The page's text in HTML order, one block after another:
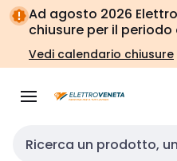
Vai alla
navigazione
Vai
alla
pagina
Ad agosto 2026
chiusure per il periodo
Vedi calendario chiusure
Cerca input